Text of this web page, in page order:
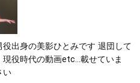
役出身の美影ひとみです 退団して
現役時代の動画etc…載せていま
い